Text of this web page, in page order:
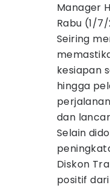
Manager
Rabu (1/
Seiring
kesiapan
hingga
dan
Selain
Diskon
positif